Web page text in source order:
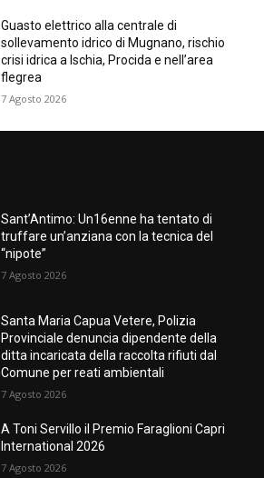
Guasto elettrico alla centrale di
sollevamento idrico di Mugnano, rischio
crisi idrica a Ischia, Procida e nell’area
flegrea
7 Agosto 2026
Sant’Antimo: Un16enne ha tentato di
truffare un’anziana con la tecnica del
“nipote”
7 Agosto 2026
Santa Maria Capua Vetere, Polizia
Provinciale denuncia dipendente della
ditta incaricata della raccolta rifiuti dal
Comune per reati ambientali
7 Agosto 2026
A Toni Servillo il Premio Faraglioni Capri
International 2026
7 Agosto 2026